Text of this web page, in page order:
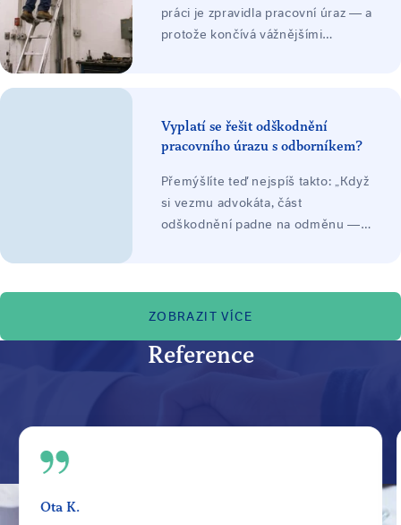
práci je zpravidla pracovní úraz — a
protože končívá vážnějšími
při trvalých následcích ztížení
společenského uplatnění, často
platí zaměstnavatel ze svého
zákonného pojištění.
Vyplatí se řešit odškodnění
pracovního úrazu s odborníkem?
Přemýšlíte teď nejspíš takto: „Když
si vezmu advokáta, část
odškodnění padne na odměnu —
ZOBRAZIT VÍCE
Reference
Ota K.